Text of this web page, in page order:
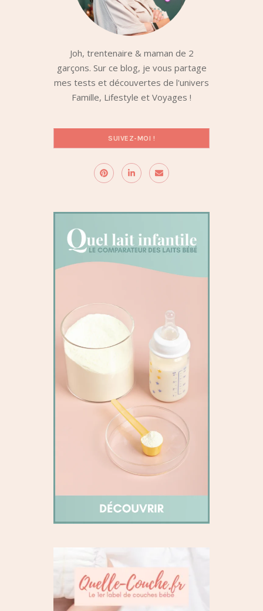
Joh, trentenaire & maman de 2
garçons. Sur ce blog, je vous partage
mes tests et découvertes de l'univers
Famille, Lifestyle et Voyages !
SUIVEZ-MOI !